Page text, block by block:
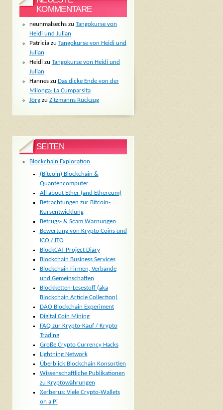
KOMMENTARE
neunmalsechszu Tangokurse von
Heidi und Julian
Patriciazu Tangokurse von Heidi und
Julian
Heidizu Tangokurse von Heidi und
Julian
Hanneszu Das dicke Ende von der
Milonga: La Cumparsita
Jörgzu Zitzmanns Rückzug
SEITEN
Blockchain Exploration
(Bitcoin) Blockchain &
Quantencomputer
All about Ether (and Ethereum)
Betrachtungen zur Bitcoin-
Kursentwicklung
Betrugs- & Scam Warnungen
Bewertung von Krypto Coins und
ICO / ITO
BlockCAT Project Diary
Blockchain Business Services
Blockchain Firmen, Verbände
und Gemeinschaften
Blockketten-Lesestoff (aka
Blockchain Article Collection)
DAO Blockchain Experiment
Digital Coin Mining
FAQ zur Krypto-Kauf / Krypto
Trading
Große Crypto Currency Hacks
Lightning Network
Überblick Blockchain Konsortien
Wissenschaftliche Publikationen
zu Kryptowährungen
Xerberus: Viele Crypto-Wallets
on a Pi